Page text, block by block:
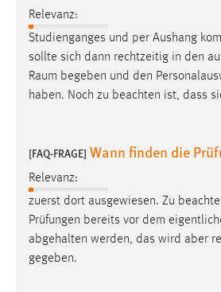
Relevanz:
Studienganges und per Aushang
sollte sich dann rechtzeitig in den
Raum begeben und den
haben. Noch zu beachten ist, dass
[FAQ-FRAGE] Wann finden die
Relevanz:
zuerst dort ausgewiesen. Zu
Prüfungen bereits vor dem
abgehalten werden, das wird aber
gegeben.
MARKETING
Marketing Cookies werden von
verwendet, um personalisierte
Name:
_gcl_au
Anbieter:
Google Ireland Limited